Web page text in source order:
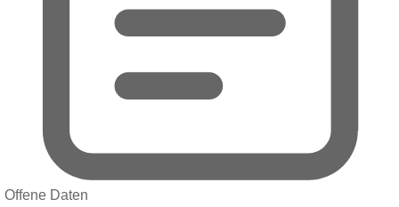
Offene Daten